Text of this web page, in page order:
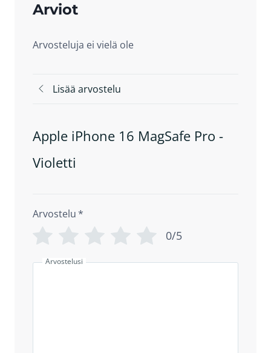
Arviot
Arvosteluja ei vielä ole
Lisää arvostelu
Apple iPhone 16 MagSafe Pro -
Violetti
Arvostelu *
0/5
Arvostelusi